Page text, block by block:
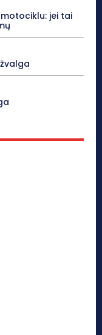
jei tai